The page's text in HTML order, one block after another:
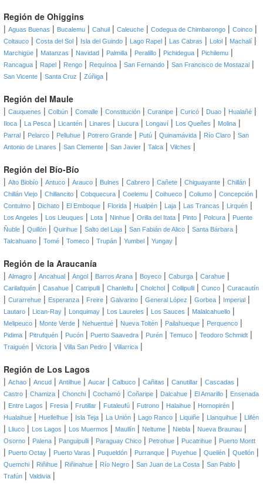
Región de Ohiggins
| Aguas Buenas | Bucalemu | Cahuil | Caleuche | Codegua de Chimbarongo | Coinco |
Coltauco | Costa del Sol | Isla del Guindo | Lago Rapel | Las Cabras | Lolol | Machalí |
Marchigüe | Matanzas | Navidad | Palmilla | Peralillo | Pichidegua | Pichilemu |
Rancagua | Rapel | Rengo | Requínoa | San Fernando | San Francisco de Mostazal |
San Vicente | Santa Cruz | Zúñiga |
Región del Maule
| Cauquenes | Colbún | Comalle | Constitución | Curanipe | Curicó | Duao | Hualañé |
Iloca | La Pesca | Licantén | Linares | Liucura | Longaví | Los Queñes | Molina |
Parral | Pelarco | Pelluhue | Potrero Grande | Putú | Quinamávida | Río Claro | San
Antonio de Linares | San Clemente | San Javier | Talca | Vilches |
Región del Bío-Bío
| Alto Biobío | Antuco | Arauco | Bulnes | Cabrero | Cañete | Chiguayante | Chillán |
Chillán Viejo | Chillancito | Cobquecura | Coelemu | Coihueco | Coliumo | Concepción |
Contulmo | Dichato | El Emboque | Florida | Hualpén | Laja | Las Trancas | Lirquén |
Los Angeles | Los Lleuques | Lota | Ninhue | Orilla del Itata | Pinto | Polcura | Puente
Ñuble | Quillón | Quirihue | Salto del Laja | San Fabián de Alico | Santa Bárbara |
Talcahuano | Tomé | Tomeco | Trupán | Yumbel | Yungay |
Región de la Araucanía
| Almagro | Ancahual | Angol | Barros Arana | Boyeco | Caburga | Carahue |
Carilafquén | Casahue | Catripulli | Chanlelfu | Cholchol | Collipulli | Cunco | Curacautín
| Curarrehue | Esperanza | Freire | Galvarino | General López | Gorbea | Imperial |
Lautaro | Lican-Ray | Lonquimay | Los Laureles | Los Sauces | Malalcahuello |
Melipeuco | Monte Verde | Nehuentué | Nueva Toltén | Pailahueque | Perquenco |
Pidima | Pitrufquén | Pucón | Puerto Saavedra | Purén | Temuco | Teodoro Schmidt |
Traiguén | Victoria | Villa San Pedro | Villarrica |
Región de Los Lagos
| Achao | Ancud | Antilhue | Aucar | Calbuco | Cañitas | Canutillar | Cascadas |
Castro | Chamiza | Chonchi | Cochamó | Coñaripe | Dalcahue | El Amarillo | Ensenada
| Entre Lagos | Fresia | Frutillar | Futaleufú | Futrono | Halaihue | Hornopirén |
Hualaihue | Huellelhue | Isla Teja | La Unión | Lago Ranco | Liquiñe | Llanquihue | Llifén
| Lliuco | Los Lagos | Los Muermos | Maullín | Neltume | Niebla | Nueva Braunau |
Osorno | Palena | Panguipulli | Paraguay Chico | Petrohue | Pucatrihue | Puerto Montt
| Puerto Octay | Puerto Varas | Puqueldón | Purranque | Puyehue | Queilén | Quellón |
Quemchi | Riñihue | Riñinahue | Río Negro | San Juan de La Costa | San Pablo |
Trafún | Valdivia |